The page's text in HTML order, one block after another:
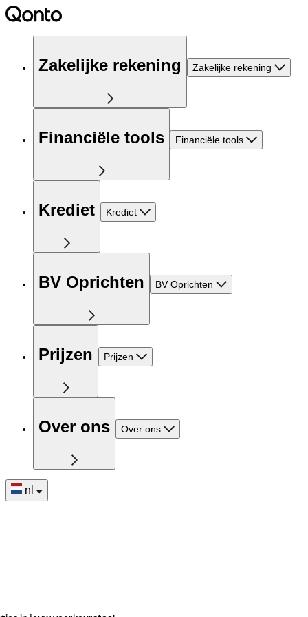
Zakelijke rekening Zakelijke rekening
Financiële tools Financiële tools
Krediet Krediet
BV Oprichten BV Oprichten
Prijzen Prijzen
Over ons Over ons
nl